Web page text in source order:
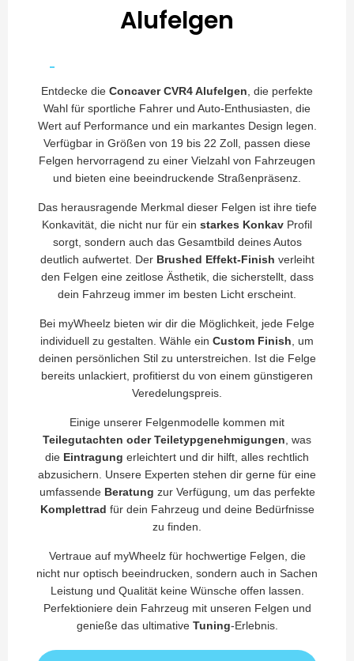
Alufelgen
Entdecke die Concaver CVR4 Alufelgen, die perfekte
Wahl für sportliche Fahrer und Auto-Enthusiasten, die
Wert auf Performance und ein markantes Design legen.
Verfügbar in Größen von 19 bis 22 Zoll, passen diese
Felgen hervorragend zu einer Vielzahl von Fahrzeugen
und bieten eine beeindruckende Straßenpräsenz.
Das herausragende Merkmal dieser Felgen ist ihre tiefe
Konkavität, die nicht nur für ein starkes Konkav Profil
sorgt, sondern auch das Gesamtbild deines Autos
deutlich aufwertet. Der Brushed Effekt-Finish verleiht
den Felgen eine zeitlose Ästhetik, die sicherstellt, dass
dein Fahrzeug immer im besten Licht erscheint.
Bei myWheelz bieten wir dir die Möglichkeit, jede Felge
individuell zu gestalten. Wähle ein Custom Finish, um
deinen persönlichen Stil zu unterstreichen. Ist die Felge
bereits unlackiert, profitierst du von einem günstigeren
Veredelungspreis.
Einige unserer Felgenmodelle kommen mit
Teilegutachten oder Teiletypgenehmigungen, was
die Eintragung erleichtert und dir hilft, alles rechtlich
abzusichern. Unsere Experten stehen dir gerne für eine
umfassende Beratung zur Verfügung, um das perfekte
Komplettrad für dein Fahrzeug und deine Bedürfnisse
zu finden.
Vertraue auf myWheelz für hochwertige Felgen, die
nicht nur optisch beeindrucken, sondern auch in Sachen
Leistung und Qualität keine Wünsche offen lassen.
Perfektioniere dein Fahrzeug mit unseren Felgen und
genieße das ultimative Tuning-Erlebnis.